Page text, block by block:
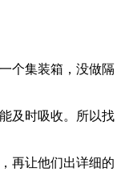
个集装箱，没做隔
及时吸收。所以找
再让他们出详细的